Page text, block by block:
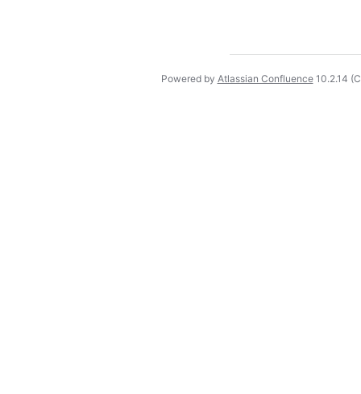
Powered by Atlassian Confluence 10.2.14